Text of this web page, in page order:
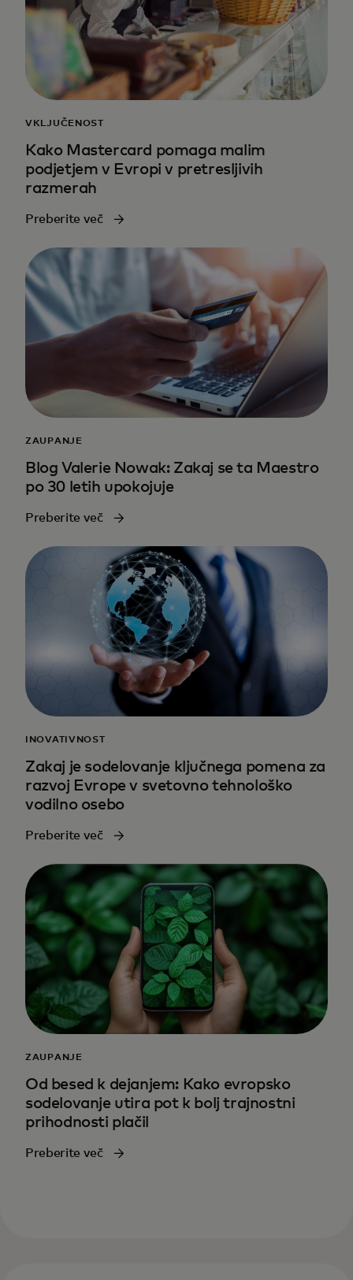
VKLJUČENOST
Kako Mastercard pomaga malim
podjetjem v Evropi v pretresljivih
razmerah
Preberite več
ZAUPANJE
Blog Valerie Nowak: Zakaj se ta Maestro
po 30 letih upokojuje
Preberite več
INOVATIVNOST
Zakaj je sodelovanje ključnega pomena za
razvoj Evrope v svetovno tehnološko
vodilno osebo
Preberite več
ZAUPANJE
Od besed k dejanjem: Kako evropsko
sodelovanje utira pot k bolj trajnostni
prihodnosti plačil
Preberite več